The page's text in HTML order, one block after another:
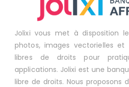
Jolixi vous met à disposition
photos, images vectorielles et
libres de droits pour
applications. Jolixi est une
libre de droits. Nous proposons